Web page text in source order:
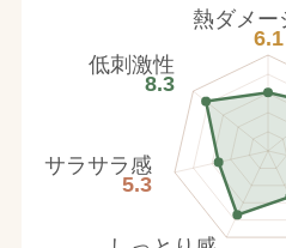
熱ダメー
6.1
サラサラ感
5.3
低刺激性
8.3